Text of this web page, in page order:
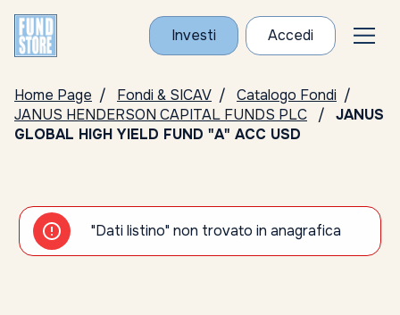
Investi Accedi
Home Page Fondi & SICAV
Catalogo Fondi
JANUS HENDERSON CAPITAL FUNDS PLC
JANUS
GLOBAL HIGH YIELD FUND "A" ACC USD
"Dati listino" non trovato in anagrafica